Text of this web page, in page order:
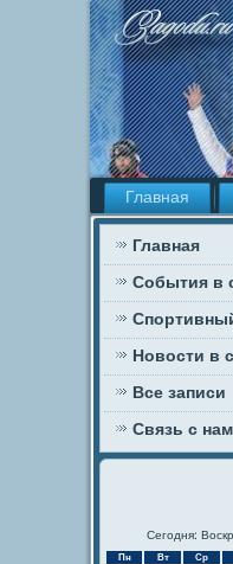
Главная
Главная
События в
Новости в
Все записи
Связь с
Сегодня:
Пн Вт Ср